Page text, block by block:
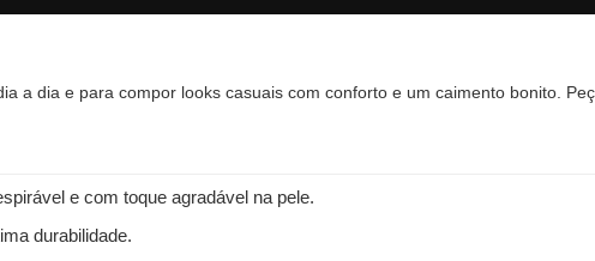
a dia e para compor looks casuais com conforto e um caimento bonito.
e com toque agradável na pele.
durabilidade.